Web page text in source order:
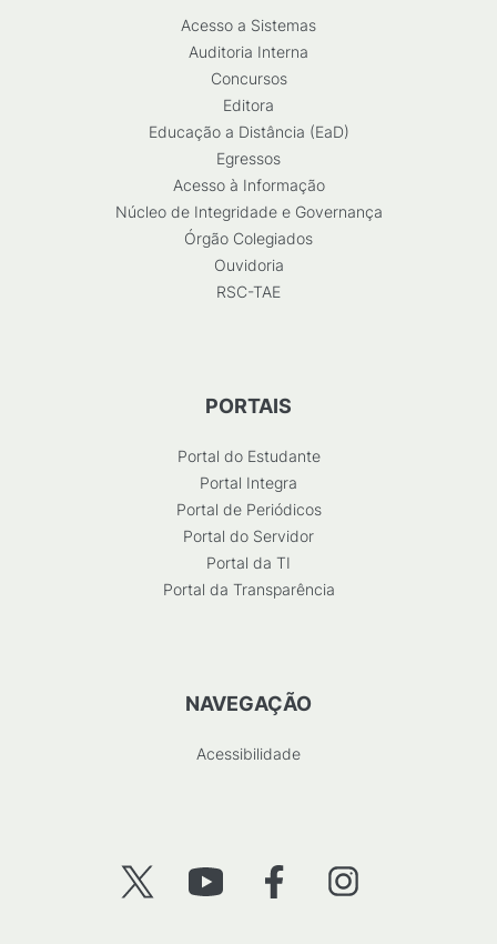
Acesso a Sistemas
Auditoria Interna
Concursos
Editora
Educação a Distância (EaD)
Egressos
Acesso à Informação
Núcleo de Integridade e Governança
Órgão Colegiados
Ouvidoria
RSC-TAE
PORTAIS
Portal do Estudante
Portal Integra
Portal de Periódicos
Portal do Servidor
Portal da TI
Portal da Transparência
NAVEGAÇÃO
Acessibilidade